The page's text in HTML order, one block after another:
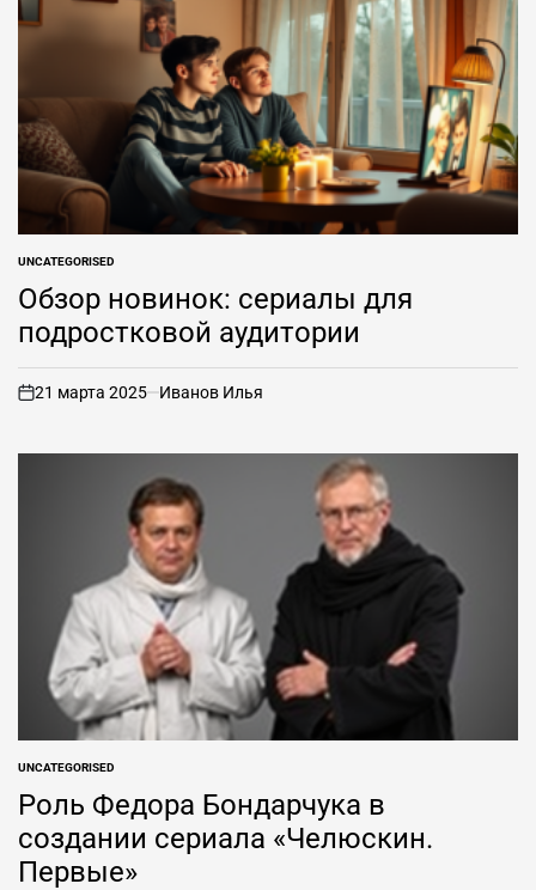
ОПУБЛИКОВАНО
UNCATEGORISED
Обзор новинок: сериалы для
подростковой аудитории
вкл
21 марта 2025 Иванов Илья
ОПУБЛИКОВАНО
В
UNCATEGORISED
Роль Федора Бондарчука в
создании сериала «Челюскин.
Первые»